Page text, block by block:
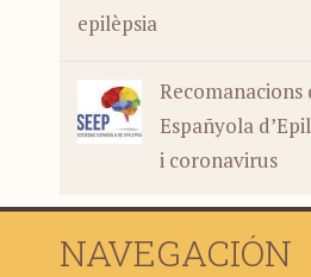
Españyola
i coronavirus
NAVEGACIÓN